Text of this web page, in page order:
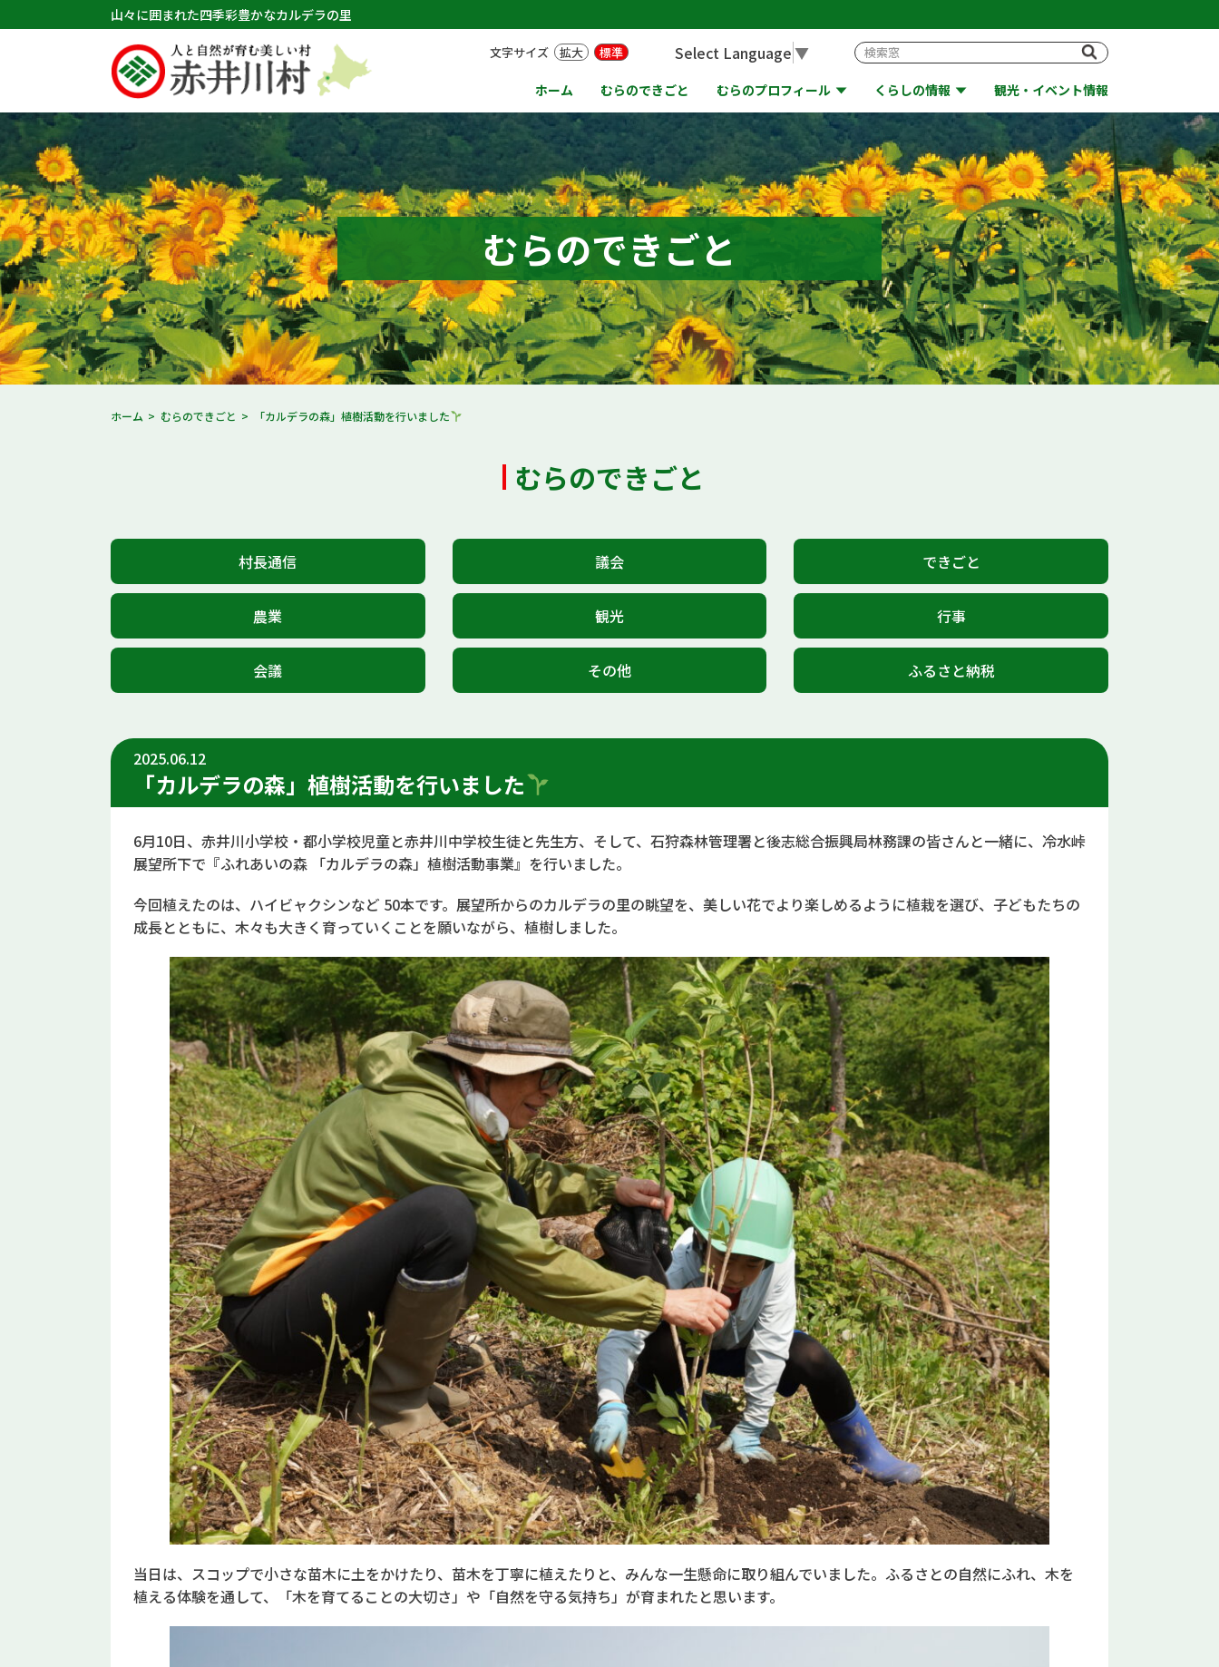
山々に囲まれた四季彩豊かなカルデラの里
ホーム むらのできごと むらのプロフィール くらしの情報 観光・イベント情報
文字サイズ 拡大 標準 Select Language▼
むらのできごと
ホーム むらのできごと 「カルデラの森」植樹活動を行いました
むらのできごと
村長通信 議会 できごと
農業 観光 行事
会議 その他 ふるさと納税
2025.06.12
「カルデラの森」植樹活動を行いました
6月10日、赤井川小学校・都小学校児童と赤井川中学校生徒と先生方、そして、石狩森林管理署と後志総合振興局林務課の皆さんと一緒に、冷水峠
展望所下で『ふれあいの森 「カルデラの森」植樹活動事業』を行いました。
今回植えたのは、ハイビャクシンなど 50本です。展望所からのカルデラの里の眺望を、美しい花でより楽しめるように植栽を選び、子どもたちの
成長とともに、木々も大きく育っていくことを願いながら、植樹しました。
当日は、スコップで小さな苗木に土をかけたり、苗木を丁寧に植えたりと、みんな一生懸命に取り組んでいました。ふるさとの自然にふれ、木を
植える体験を通して、「木を育てることの大切さ」や「自然を守る気持ち」が育まれたと思います。